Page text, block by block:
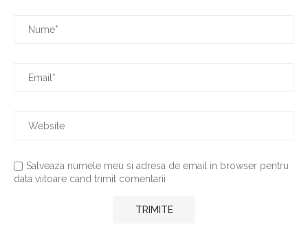
Salveaza numele meu si adresa de email in browser pentru
data viitoare cand trimit comentarii